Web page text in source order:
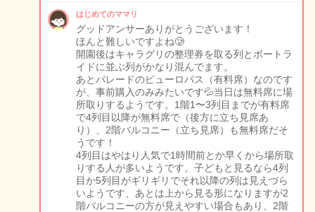
はじめてのママリ
グッドアンサーありがとうございます！
ほんと難しいですよね🥲
開園後はキャラグリの整理券を取る列とボートラ
イドに並ぶ列がかなり混んでます。
あとパレードのピューロパス（有料席）なのです
が、事前購入のみみたいです💦当日は無料席に場
所取りするようです。1階1〜3列目までが有料席
で4列目以降が無料席で（後方に立ち見席あ
り）、2階バルコニー（立ち見席）も無料席だそ
うです！
4列目はやはり人気で1時間前とか早くから場所取
りする人が多いようです。子どもと見るなら4列
目か5列目がギリギリでそれ以降の列は見えづら
いようです、あとは上から見る形になりますが2
階バルコニーの方が見えやすい場合もあり、2階